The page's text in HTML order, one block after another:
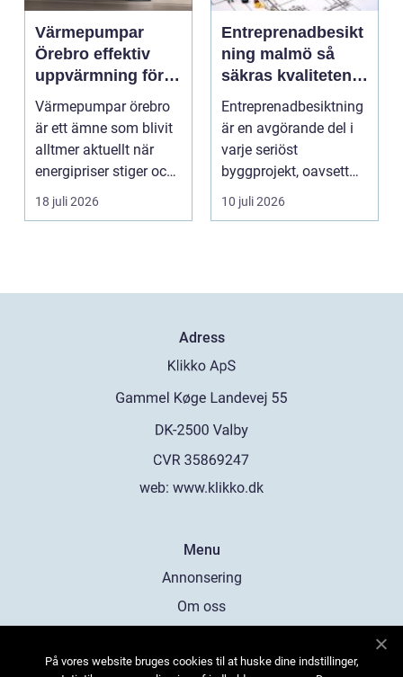
Värmepumpar
Örebro effektiv
uppvärmning för
hus och
fastigheter
Värmepumpar örebro
är ett ämne som blivit
alltmer aktuellt när
energipriser stiger och
fler vill sän...
18 juli 2026
Entreprenadbesikt
ning malmö så
säkras kvaliteten i
byggprojekt
Entreprenadbesiktning
är en avgörande del i
varje seriöst
byggprojekt, oavsett
om det handlar om en
10 juli 2026
Adress
web: www.klikko.dk
Menu
Annonsering
Om oss
Kontakta oss
På vores website bruges cookies til at huske dine indstillinger,